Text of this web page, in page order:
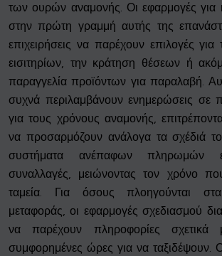
των ουρών αναμονής. Οι εφαρμογές για
στην πρώτη γραμμή αυτής της
επιχειρήσεις να παρέχουν επιλογές
εισιτηρίων, την κράτηση θέσεων ή
παραγγελία προϊόντων για παραλαβή.
συχνά περιλαμβάνουν ενημερώσεις σε
για τους χρόνους αναμονής,
να προσαρμόζουν ανάλογα τα σχέδιά
συστήματα ανέπαφων πληρωμών
συναλλαγές, μειώνοντας τον χρόνο
ταμεία. Για όσους πλοηγούνται
μεταφοράς, οι εφαρμογές σχεδιασμού
να παρέχουν πληροφορίες σχετικά
συμφορημένες ώρες για να ταξιδέψουν.